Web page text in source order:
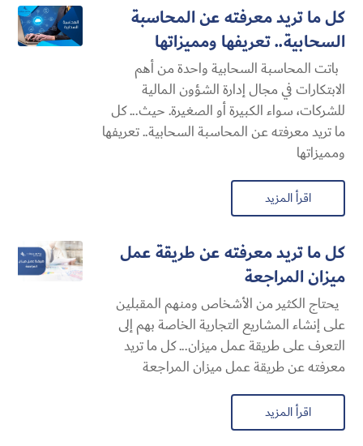
كل ما تريد معرفته عن المحاسبة
السحابية​.. تعريفها ومميزاتها
باتت المحاسبة السحابية​ واحدة من أهم
الابتكارات في مجال إدارة الشؤون المالية
للشركات، سواء الكبيرة أو الصغيرة. حيث... كل
ما تريد معرفته عن المحاسبة السحابية​.. تعريفها
ومميزاتها
اقرأ المزيد
كل ما تريد معرفته عن طريقة عمل
ميزان المراجعة
يحتاج الكثير من الأشخاص ومنهم المقبلين
على إنشاء المشاريع التجارية الخاصة بهم إلى
التعرف على طريقة عمل ميزان... كل ما تريد
معرفته عن طريقة عمل ميزان المراجعة
اقرأ المزيد